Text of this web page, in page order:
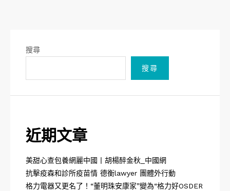
搜尋
搜尋
近期文章
美甜心查包養網麗中國丨胡楊醉金秋_中國網
抗擊疫森和診所疫苗情 德衡lawyer 團體外行動
格力電器又更名了！“董明珠安康家”變為“格力好OSDER